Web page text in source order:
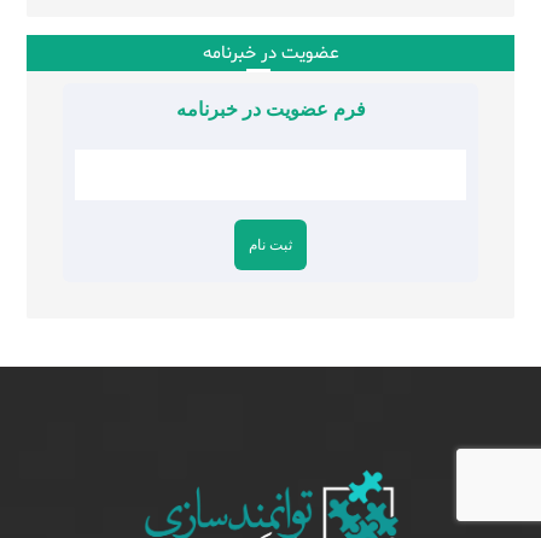
عضویت در خبرنامه
فرم عضویت در خبرنامه